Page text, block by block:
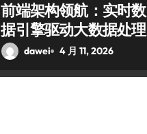
前端架构领航：实时数
据引擎驱动大数据处理
dawei 4 月 11, 2026